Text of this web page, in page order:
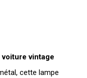
vintage
cette lampe